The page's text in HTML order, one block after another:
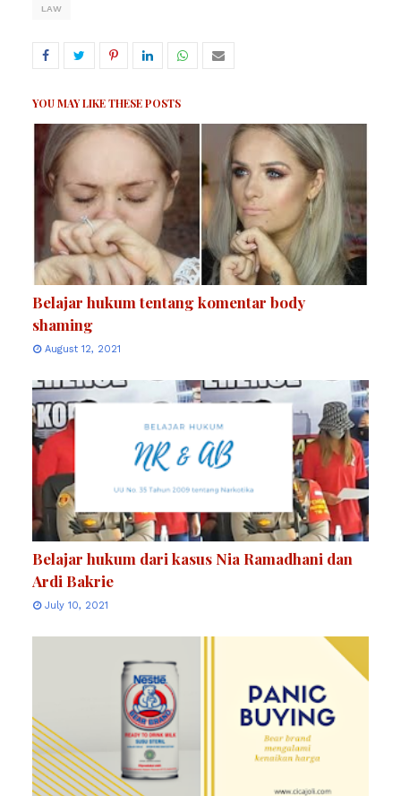
LAW
YOU MAY LIKE THESE POSTS
Belajar hukum tentang komentar body
shaming
August 12, 2021
Belajar hukum dari kasus Nia Ramadhani dan
Ardi Bakrie
July 10, 2021